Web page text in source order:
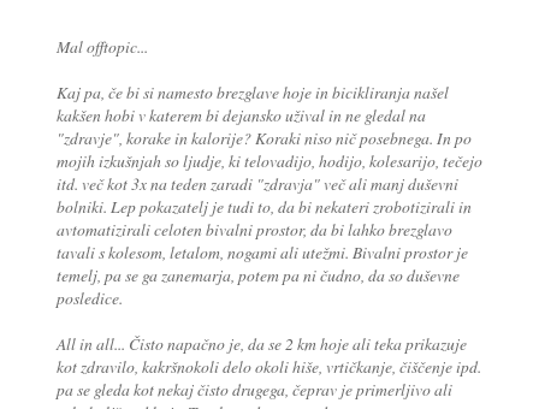
Mal offtopic...
Kaj pa, če bi si namesto brezglave hoje in bicikliranja našel
kakšen hobi v katerem bi dejansko užival in ne gledal na
"zdravje", korake in kalorije? Koraki niso nič posebnega. In po
mojih izkušnjah so ljudje, ki telovadijo, hodijo, kolesarijo, tečejo
itd. več kot 3x na teden zaradi "zdravja" več ali manj duševni
bolniki. Lep pokazatelj je tudi to, da bi nekateri zrobotizirali in
avtomatizirali celoten bivalni prostor, da bi lahko brezglavo
tavali s kolesom, letalom, nogami ali utežmi. Bivalni prostor je
temelj, pa se ga zanemarja, potem pa ni čudno, da so duševne
posledice.
All in all... Čisto napačno je, da se 2 km hoje ali teka prikazuje
kot zdravilo, kakršnokoli delo okoli hiše, vrtičkanje, čiščenje ipd.
pa se gleda kot nekaj čisto drugega, čeprav je primerljivo ali